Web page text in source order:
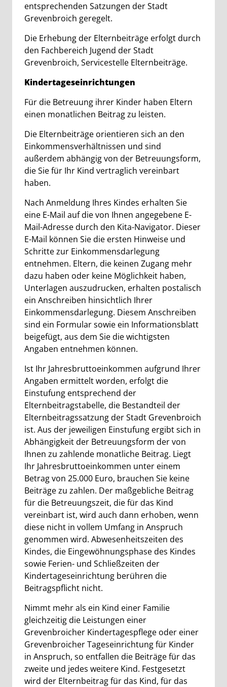
entsprechenden Satzungen der Stadt
Grevenbroich geregelt.
Die Erhebung der Elternbeiträge erfolgt durch
den Fachbereich Jugend der Stadt
Grevenbroich, Servicestelle Elternbeiträge.
Kindertageseinrichtungen
Für die Betreuung ihrer Kinder haben Eltern
einen monatlichen Beitrag zu leisten.
Die Elternbeiträge orientieren sich an den
Einkommensverhältnissen und sind
außerdem abhängig von der Betreuungsform,
die Sie für Ihr Kind vertraglich vereinbart
haben.
Nach Anmeldung Ihres Kindes erhalten Sie
eine E-Mail auf die von Ihnen angegebene E-
Mail-Adresse durch den Kita-Navigator. Dieser
E-Mail können Sie die ersten Hinweise und
Schritte zur Einkommensdarlegung
entnehmen. Eltern, die keinen Zugang mehr
dazu haben oder keine Möglichkeit haben,
Unterlagen auszudrucken, erhalten postalisch
ein Anschreiben hinsichtlich Ihrer
Einkommensdarlegung. Diesem Anschreiben
sind ein Formular sowie ein Informationsblatt
beigefügt, aus dem Sie die wichtigsten
Angaben entnehmen können.
Ist Ihr Jahresbruttoeinkommen aufgrund Ihrer
Angaben ermittelt worden, erfolgt die
Einstufung entsprechend der
Elternbeitragstabelle, die Bestandteil der
Elternbeitragssatzung der Stadt Grevenbroich
ist. Aus der jeweiligen Einstufung ergibt sich in
Abhängigkeit der Betreuungsform der von
Ihnen zu zahlende monatliche Beitrag. Liegt
Ihr Jahresbruttoeinkommen unter einem
Betrag von 25.000 Euro, brauchen Sie keine
Beiträge zu zahlen. Der maßgebliche Beitrag
für die Betreuungszeit, die für das Kind
vereinbart ist, wird auch dann erhoben, wenn
diese nicht in vollem Umfang in Anspruch
genommen wird. Abwesenheitszeiten des
Kindes, die Eingewöhnungsphase des Kindes
sowie Ferien- und Schließzeiten der
Kindertageseinrichtung berühren die
Beitragspflicht nicht.
Nimmt mehr als ein Kind einer Familie
gleichzeitig die Leistungen einer
Grevenbroicher Kindertagespflege oder einer
Grevenbroicher Tageseinrichtung für Kinder
in Anspruch, so entfallen die Beiträge für das
zweite und jedes weitere Kind. Festgesetzt
wird der Elternbeitrag für das Kind, für das